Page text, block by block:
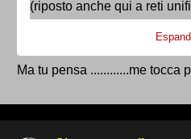
(riposto anche qui a reti
Ma tu pensa ............me tocca